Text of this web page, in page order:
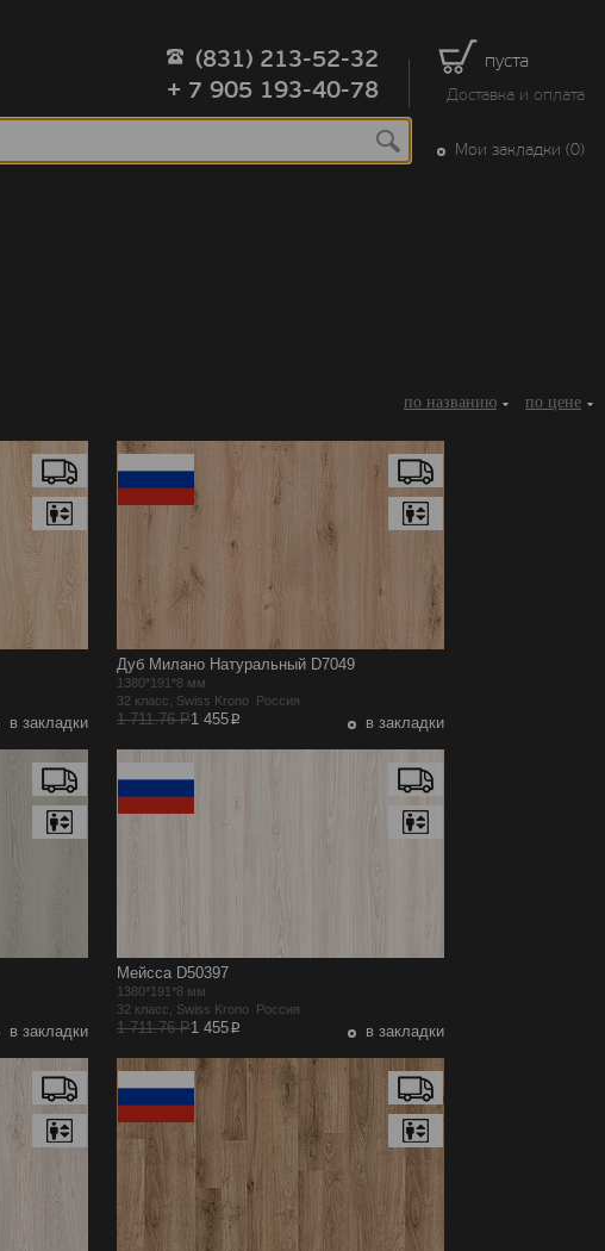
пуста
Доставка и оплата
(831) 213-52-32
+ 7 905 193-40-78
Мои закладки (0)
по названию по цене
в закладки
Дуб Милано Натуральный D7049
1380*191*8 мм
32 класс, Swiss Krono Россия
1 711.76 Р1 455p в закладки
в закладки
Мейсса D50397
1380*191*8 мм
32 класс, Swiss Krono Россия
1 711.76 Р1 455p в закладки